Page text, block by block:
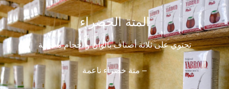
المتة الخضراء
تحتوي على ثلاثة أصناف بألوان و أحجام مختلفة
– متة خضراء ناعمة